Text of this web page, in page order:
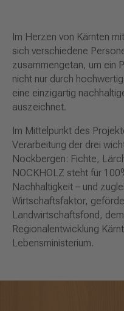
Im Herzen von Kärnten
sich verschiedene
zusammengetan, um ein
nicht nur durch
eine einzigartig
auszeichnet.
Im Mittelpunkt des
Verarbeitung der drei
Nockbergen: Fichte,
NOCKHOLZ steht für
Nachhaltigkeit – und
Wirtschaftsfaktor,
Landwirtschaftsfond,
Regionalentwicklung
Lebensministerium.